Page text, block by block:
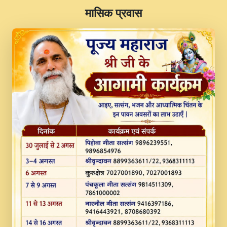
JINU SATGURU AAP BULAVE by Rasik
Pawan ji 20-11-19 Sankirtan At VEER JI
PRABHU KUTEER CHANNEL.mp3
Kina Sohna Tera Bhawan Sajaya Mata
Vaishno Devi Aarti Mata Rani Bhajan By
Lakhwinder Wadali Ji.mp3
MERE MANN VICH KANTH KALER
NEW PUNAJBI DEVOTIONAL SONG 2017
FULL VIDEO HD.mp3
Na To Roop Hai Bindu Ji Maharaj Pad - A
Divine Bhajan by Shri Indresh Ji
#BhaktiPath.mp3
Radha Rani Ki Kirpa Best Devotional
Song By Chitra Vichitra.mp3
​मासिक प्रवास